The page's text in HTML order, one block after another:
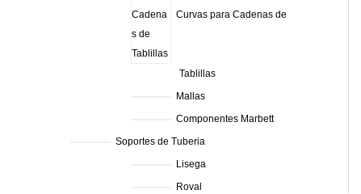
Curvas para Cadenas de
Tablillas
Mallas
Componentes Marbett
Soportes de Tuberia
Lisega
Roval